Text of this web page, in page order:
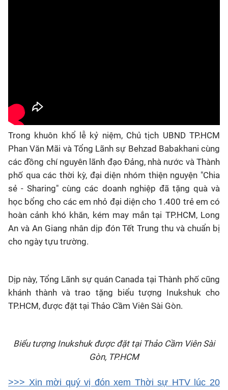
Trong khuôn khổ lễ kỷ niệm, Chủ tịch UBND TP.HCM
Phan Văn Mãi và Tổng Lãnh sự Behzad Babakhani cùng
các đồng chí nguyên lãnh đạo Đảng, nhà nước và Thành
phố qua các thời kỳ, đại diện nhóm thiện nguyện "Chia
sẻ - Sharing" cùng các doanh nghiệp đã tặng quà và
học bổng cho các em nhỏ đại diện cho 1.400 trẻ em có
hoàn cảnh khó khăn, kém may mắn tại TP.HCM, Long
An và An Giang nhân dịp đón Tết Trung thu và chuẩn bị
cho ngày tựu trường.
Dịp này, Tổng Lãnh sự quán Canada tại Thành phố cũng
khánh thành và trao tặng biểu tượng Inukshuk cho
TP.HCM, được đặt tại Thảo Cầm Viên Sài Gòn.
Biểu tượng Inukshuk được đặt tại Thảo Cầm Viên Sài
Gòn, TP.HCM
>>> Xin mời quý vị đón xem Thời sự HTV lúc 20